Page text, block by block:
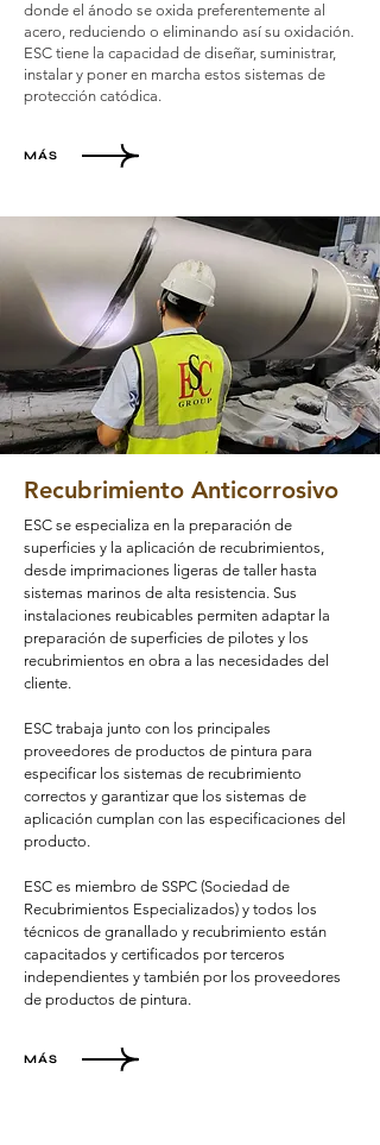
donde el ánodo se oxida preferentemente al
acero, reduciendo o eliminando así su oxidación.
ESC tiene la capacidad de diseñar, suministrar,
instalar y poner en marcha estos sistemas de
protección catódica.
MÁS
Recubrimiento Anticorrosivo
ESC se especializa en la preparación de
superficies y la aplicación de recubrimientos,
desde imprimaciones ligeras de taller hasta
sistemas marinos de alta resistencia. Sus
instalaciones reubicables permiten adaptar la
preparación de superficies de pilotes y los
recubrimientos en obra a las necesidades del
cliente.
ESC trabaja junto con los principales
proveedores de productos de pintura para
especificar los sistemas de recubrimiento
correctos y garantizar que los sistemas de
aplicación cumplan con las especificaciones del
producto.
ESC es miembro de SSPC (Sociedad de
Recubrimientos Especializados) y todos los
técnicos de granallado y recubrimiento están
capacitados y certificados por terceros
independientes y también por los proveedores
de productos de pintura.
MÁS